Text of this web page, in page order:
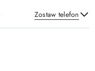
Zostaw telefon